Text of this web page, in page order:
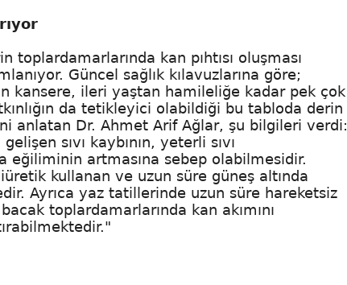
kan pıhtısı oluşması
Güncel sağlık kılavuzlarına göre;
kansere, ileri yaştan hamileliğe kadar pek çok
da tetikleyici olabildiği bu tabloda derin
anlatan Dr. Ahmet Arif Ağlar, şu bilgileri verdi:
sıvı kaybının, yeterli sıvı
eğiliminin artmasına sebep olabilmesidir.
kullanan ve uzun süre güneş altında
Ayrıca yaz tatillerinde uzun süre hareketsiz
toplardamarlarında kan akımını